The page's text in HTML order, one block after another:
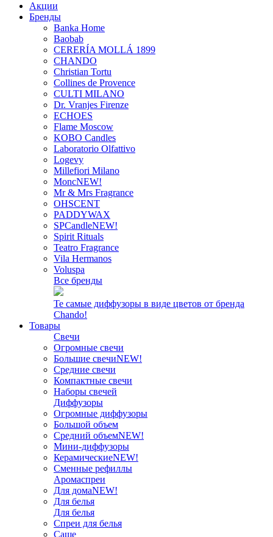
Акции
Бренды
Banka Home
Baobab
CERERÍA MOLLÁ 1899
CHANDO
Christian Tortu
Collines de Provence
CULTI MILANO
Dr. Vranjes Firenze
ECHOES
Flame Moscow
KOBO Candles
Laboratorio Olfattivo
Logevy
Millefiori Milano
MoncNEW!
Mr & Mrs Fragrance
OHSCENT
PADDYWAX
SPCandleNEW!
Spirit Rituals
Teatro Fragrance
Vila Hermanos
Voluspa
Все бренды
Те самые диффузоры в виде цветов от бренда
Chando!
Товары
Свечи
Огромные свечи
Большие свечиNEW!
Средние свечи
Компактные свечи
Наборы свечей
Диффузоры
Огромные диффузоры
Большой объем
Средний объемNEW!
Мини-диффузоры
КерамическиеNEW!
Сменные рефиллы
Аромаспреи
Для домаNEW!
Для белья
Для белья
Спреи для белья
Саше